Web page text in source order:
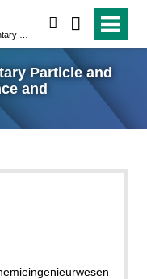
Particle and
and